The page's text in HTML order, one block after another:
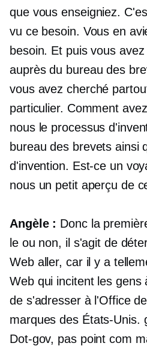
que vous enseigniez.
vu ce besoin. Vous en
besoin. Et puis vous
auprès du bureau des
vous avez cherché
particulier. Comment
nous le processus
bureau des brevets ainsi
d'invention. Est-ce un
nous un petit aperçu de
Angèle : Donc la
le ou non, il s'agit de
Web aller, car il y a
Web qui incitent les gens
de s'adresser à l'Office
marques des États-Unis.
Dot-gov, pas point com